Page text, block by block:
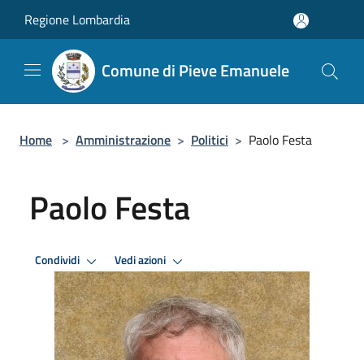
Regione Lombardia
Comune di Pieve Emanuele
Home > Amministrazione > Politici > Paolo Festa
Paolo Festa
Condividi Vedi azioni